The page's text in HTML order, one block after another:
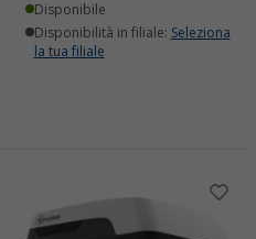
Disponibile
Disponibilità in filiale: Seleziona
la tua filiale